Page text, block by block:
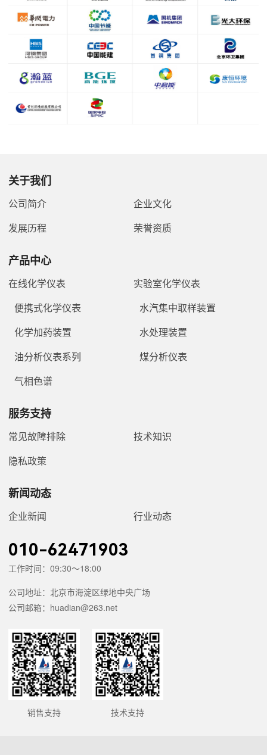
关于我们
公司简介
企业文化
发展历程
荣誉资质
产品中心
在线化学仪表
实验室化学仪表
便携式化学仪表
水汽集中取样装置
化学加药装置
水处理装置
油分析仪表系列
煤分析仪表
气相色谱
服务支持
常见故障排除
技术知识
隐私政策
新闻动态
企业新闻 行业动态
010-62471903
工作时间：09:30～18:00
公司地址：北京市海淀区绿地中央广场
公司邮箱：huadian@263.net
销售支持 技术支持